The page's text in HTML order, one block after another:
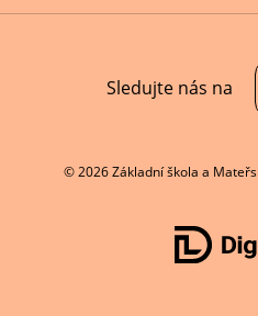
© 2026 Základní škola a
Sledujte nás na